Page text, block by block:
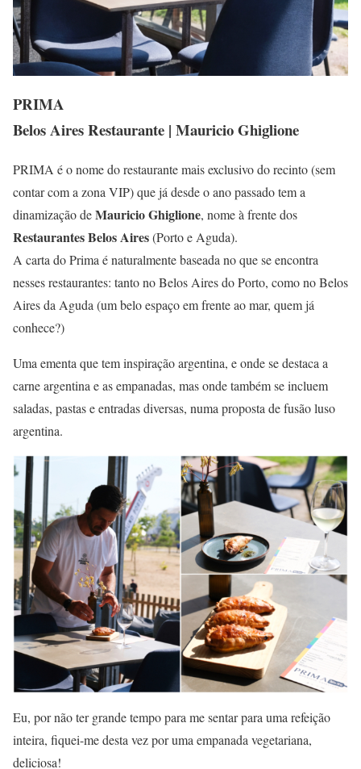
PRIMA
Belos Aires Restaurante | Mauricio Ghiglione
PRIMA é o nome do restaurante mais exclusivo do recinto (sem
contar com a zona VIP) que já desde o ano passado tem a
dinamização deMauricio Ghiglione, nome à frente dos
Restaurantes Belos Aires(Porto e Aguda).
A carta do Prima é naturalmente baseada no que se encontra
nesses restaurantes: tanto no Belos Aires do Porto, como no Belos
Aires da Aguda (um belo espaço em frente ao mar, quem já
conhece?)
Uma ementa que tem inspiração argentina, e onde se destaca a
carne argentina e as empanadas, mas onde também se incluem
saladas, pastas e entradas diversas, numa proposta de fusão luso
argentina.
Eu, por não ter grande tempo para me sentar para uma refeição
inteira, fiquei-me desta vez por uma empanada vegetariana,
deliciosa!